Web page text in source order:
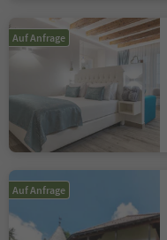
Auf Anfrage
Auf Anfrage